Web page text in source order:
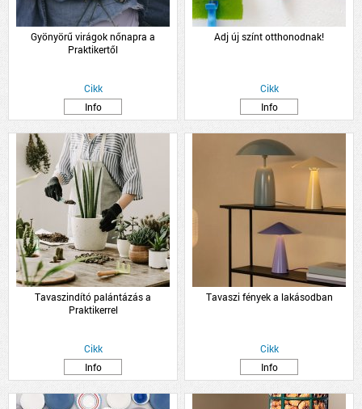
Gyönyörű virágok nőnapra a
Praktikertől
Cikk
Info
Adj új színt otthonodnak!
Cikk
Info
Tavaszindító palántázás a
Praktikerrel
Cikk
Info
Tavaszi fények a lakásodban
Cikk
Info